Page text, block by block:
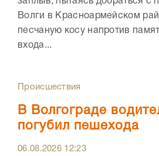
Волги в Красноармейском
песчаную косу напротив
входа...
Происшествия
В Волгограде
погубил пешехода
06.08.2026 12:23